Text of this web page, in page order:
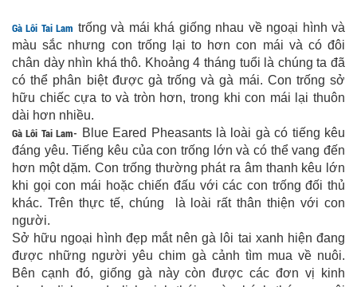
Gà Lôi Tai Lam trống và mái khá giống nhau về ngoại hình và
màu sắc nhưng con trống lại to hơn con mái và có đôi
chân dày nhìn khá thô. Khoảng 4 tháng tuổi là chúng ta đã
có thể phân biệt được gà trống và gà mái. Con trống sở
hữu chiếc cựa to và tròn hơn, trong khi con mái lại thuôn
dài hơn nhiều.
Gà Lôi Tai Lam- Blue Eared Pheasants là loài gà có tiếng kêu
đáng yêu. Tiếng kêu của con trống lớn và có thể vang đến
hơn một dặm. Con trống thường phát ra âm thanh kêu lớn
khi gọi con mái hoặc chiến đấu với các con trống đối thủ
khác. Trên thực tế, chúng là loài rất thân thiện với con
người.
Sở hữu ngoại hình đẹp mắt nên gà lôi tai xanh hiện đang
được những người yêu chim gà cảnh tìm mua về nuôi.
Bên cạnh đó, giống gà này còn được các đơn vị kinh